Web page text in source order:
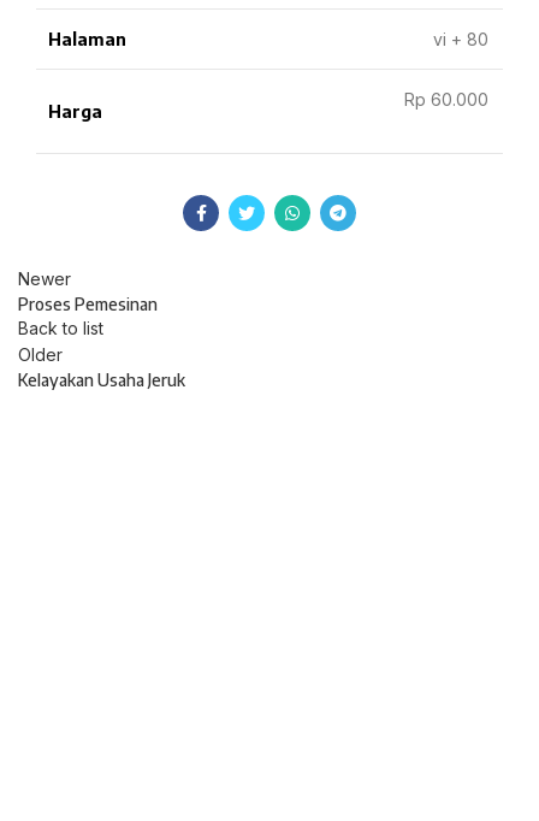
Halaman vi + 80
Harga
Rp 60.000
Newer
Proses Pemesinan
Back to list
Older
Kelayakan Usaha Jeruk